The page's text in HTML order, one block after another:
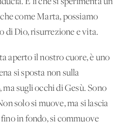
come Marta, possiamo
di Dio, risurrezione e vita.
aperto il nostro cuore, è uno
si sposta non sulla
sugli occhi di Gesù. Sono
solo si muove, ma si lascia
in fondo, si commuove